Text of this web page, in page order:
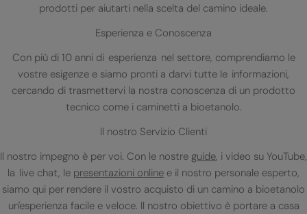
prodotti per aiutarti nella scelta del camino ideale.
Esperienza e Conoscenza
Con più di 10 anni di esperienza nel settore, comprendiamo le
vostre esigenze e siamo pronti a darvi tutte le informazioni,
cercando di trasmettervi la nostra conoscenza di un prodotto
tecnico come i caminetti a bioetanolo.
Il nostro Servizio Clienti
Il nostro impegno è per voi. Con le nostre guide, i video su YouTube,
la live chat, le presentazioni online e il nostro personale esperto,
siamo qui per rendere il vostro acquisto di un camino a bioetanolo
un'esperienza facile e veloce. Il nostro obiettivo è portare a casa